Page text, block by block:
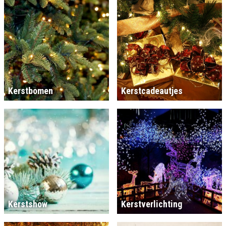
Kerstbomen Kerstcadeautjes
Kerstshow Kerstverlichting